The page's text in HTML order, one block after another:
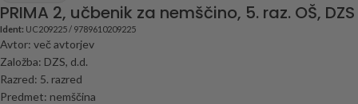
PRIMA 2, učbenik za nemščino, 5. raz. OŠ, DZS
Ident: UC209225 / 9789610209225
Avtor: več avtorjev
Založba: DZS, d.d.
Razred: 5. razred
Predmet: nemščina